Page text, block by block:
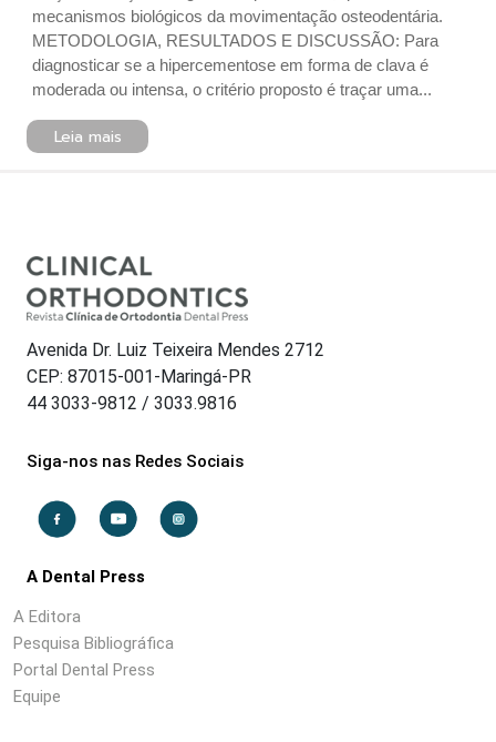
mecanismos biológicos da movimentação osteodentária.
METODOLOGIA, RESULTADOS E DISCUSSÃO: Para
diagnosticar se a hipercementose em forma de clava é
moderada ou intensa, o critério proposto é traçar uma...
Leia mais
Avenida Dr. Luiz Teixeira Mendes 2712
CEP: 87015-001-Maringá-PR
44 3033-9812 / 3033.9816
Siga-nos nas Redes Sociais
A Dental Press
A Editora
Pesquisa Bibliográfica
Portal Dental Press
Equipe